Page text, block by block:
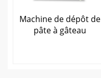
Machine de dépôt de
pâte à gâteau